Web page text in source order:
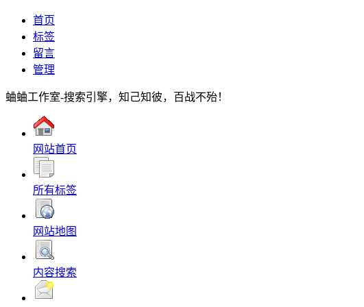
首页
标签
留言
管理
蛐蛐工作室-搜索引擎，知己知彼，百战不殆！
网站首页
所有标签
网站地图
内容搜索